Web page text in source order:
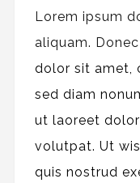
Lorem ipsum
aliquam.
dolor sit amet,
sed diam
ut laoreet
volutpat. Ut
quis nostrud